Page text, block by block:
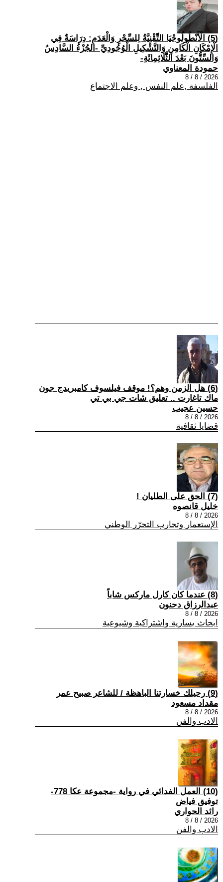
(5) الْأَنْطُولُوجْيَا التِّقْنِيَّةُ لِلسِّحْرِ وَالْعَدَمِ: دِرَاسَةٌ فِي
الْإِمْكَانِ الْكَامِنِ وَالتَّشْكِيلِ الْوُجُودِيِّ -الجُزْءُ السَّادِسُ
وَالسِّتُّونَ بَعْدَ الثَّلَاثِمِائَةِ-
حمودة المعناوي
2026 / 8 / 8
الفلسفة ,علم النفس , وعلم الاجتماع
(6) هل الزمن وهم؟! موقف فيلسوف كامبريدج جون
ماك تاغارت .. تعليق شات جي بي تي
حسين عجيب
2026 / 8 / 8
قضايا ثقافية
(7) الحق على الطليان !
خليل قانصوه
2026 / 8 / 8
الإستعمار وتجارب التحرّر الوطني
(8) عندما كان كارل ماركس شاباً
عبدالرزاق دحنون
2026 / 8 / 8
ابحاث يسارية واشتراكية وشيوعية
(9) رحيلك خسارتنا الباهظة / للشاعر صبيح عمر
مقداد مسعود
2026 / 8 / 8
الادب والفن
(10) العمل الفدائي في رواية -مجموعة عكا 778-
توفيق فياض
رائد الحواري
2026 / 8 / 8
الادب والفن